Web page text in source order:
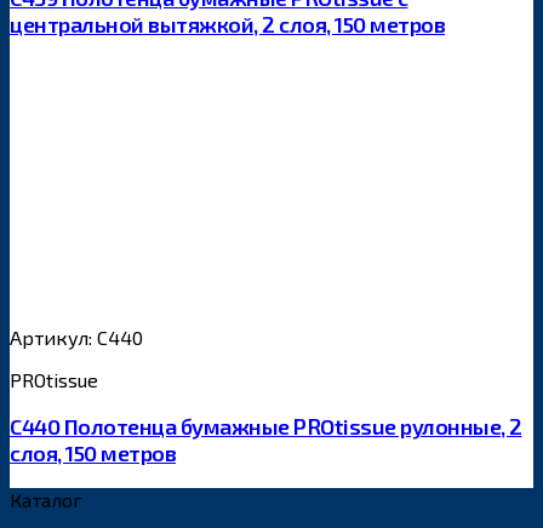
центральной вытяжкой, 2 слоя, 150 метров
Артикул: С440
PROtissue
С440 Полотенца бумажные PROtissue рулонные, 2
слоя, 150 метров
Каталог